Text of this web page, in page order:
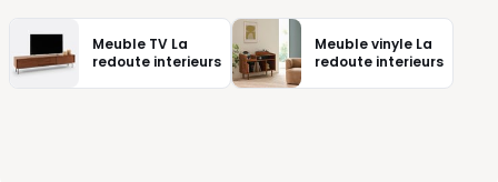
Meuble TV La
redoute interieurs
Meuble vinyle La
redoute interieurs